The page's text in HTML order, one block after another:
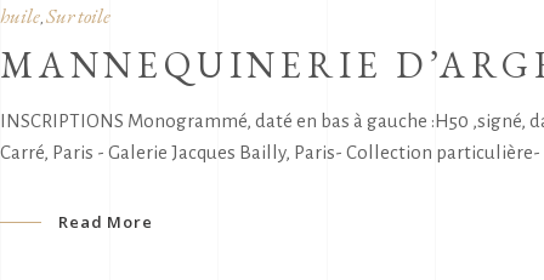
huile, Sur toile
MANNEQUINERIE
INSCRIPTIONS Monogrammé, daté en bas à gauche :H50 ,signé,
Carré, Paris - Galerie Jacques Bailly, Paris- Collection
Read More